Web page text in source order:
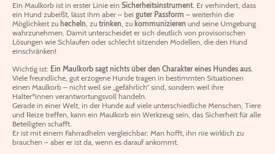
Ein Maulkorb ist in erster Linie ein Sicherheitsinstrument. Er verhindert, dass
ein Hund zubeißt, lässt ihm aber – bei guter Passform – weiterhin die
Möglichkeit zu hecheln, zu trinken, zu kommunizieren und seine Umgebung
wahrzunehmen. Damit unterscheidet er sich deutlich von provisorischen
Lösungen wie Schlaufen oder schlecht sitzenden Modellen, die den Hund
einschränken!
Wichtig ist: Ein Maulkorb sagt nichts über den Charakter eines Hundes aus.
Viele freundliche, gut erzogene Hunde tragen in bestimmten Situationen
einen Maulkorb – nicht weil sie „gefährlich“ sind, sondern weil ihre
Halter*innen verantwortungsvoll handeln.
Gerade in einer Welt, in der Hunde auf viele unterschiedliche Menschen, Tiere
und Reize treffen, kann ein Maulkorb ein Werkzeug sein, das Sicherheit für alle
Beteiligten schafft.
Er ist mit einem Fahrradhelm vergleichbar: Man hofft, ihn nie wirklich zu
brauchen – aber er ist da, wenn es darauf ankommt.